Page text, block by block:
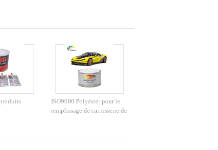
ISO9000 Polyéster pour le
remplissage de carrosserie de